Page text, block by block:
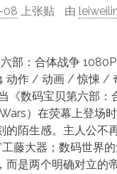
08 上张贴 由
部：合体战争
动作 / 动画 / 惊悚 /
《数码宝贝第六部：
）在荧幕上登场
的陌生感。主人公不
工藤大器；数码世界
而是两个明确对立的